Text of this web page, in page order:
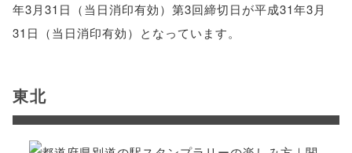
年3月31日（当日消印有効）第3回締切日が平成31年3月
31日（当日消印有効）となっています。
東北